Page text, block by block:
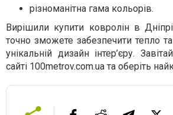
різноманітна гама кольорів.
Вирішили купити ковролін в
точно зможете забезпечити тепло
унікальній дизайн інтер’єру.
сайті 100metrov.com.ua та оберіть